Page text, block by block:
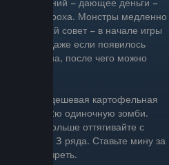
стручок гороха. Монстры медленно
совет – в начале игры
Даже если появилось
пол экрана, после чего можно
доступна дешевая картофельная
1ю и 2ю одиночную зомби.
можно дольше оттягивайте с
– минимум 3 ряда. Ставьте мину за
успела созреть.